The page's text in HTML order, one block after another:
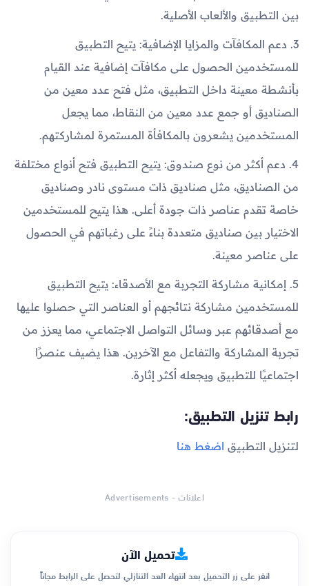
بين التطبيق والألعاب الأصلية.
3. دعم المكافآت والمزايا الإضافية: يتيح التطبيق
للمستخدمين الحصول على مكافآت إضافية عند القيام
بأنشطة معينة داخل التطبيق، مثل فتح عدد معين من
الصناديق أو جمع عدد معين من النقاط، مما يجعل
المستخدمين يشعرون بالمكافأة المستمرة لمشاركتهم.
4. دعم أكثر من نوع صندوق: يتيح التطبيق فتح أنواع مختلفة
من الصناديق، مثل صناديق ذات مستوى نادر وصناديق
خاصة تقدم عناصر ذات جودة أعلى. هذا يتيح للمستخدمين
الاختيار بين صناديق متعددة بناءً على رغباتهم في الحصول
على عناصر معينة.
5. إمكانية مشاركة التجربة مع الأصدقاء: يتيح التطبيق
للمستخدمين مشاركة نتائجهم أو العناصر التي حصلوا عليها
مع أصدقائهم عبر وسائل التواصل الاجتماعي، مما يعزز من
تجربة المشاركة والتفاعل مع الآخرين. هذا يضيف عنصرًا
اجتماعيًا للتطبيق ويجعله أكثر إثارة.
رابط تنزيل التطبيق:
لتنزيل التطبيق اضغط هنا
اعلانات - Advertisements
تحميل الآن
انقر على زر التحميل بعد انتهاء العد التنازلي لتحصل على الرابط مجاناً